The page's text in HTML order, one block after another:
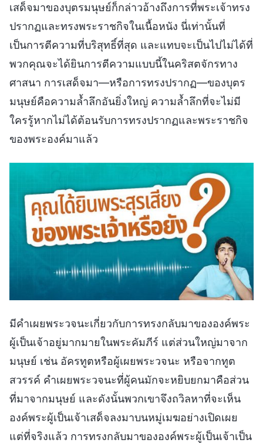
เสด็จมาของบุตรมนุษย์ก็กล่าวอ้างถึงการที่พระเจ้าทรง
ปรากฏและทรงพระราชกิจในเนื้อหนัง นี่เท่านั้นที่
เป็นการตีความที่บริสุทธิ์ที่สุด และแทบจะเป็นไปไม่ได้ที่
พวกคุณจะได้ยินการตีความแบบนี้ในคริสตจักรทาง
ศาสนา การเสด็จมา—หรือการทรงปรากฏ—ของบุตร
มนุษย์คือความล้ำลึกอันยิ่งใหญ่ ความล้ำลึกที่จะไม่มี
ใครรู้หากไม่ได้ต้อนรับการทรงปรากฏและพระราชกิจ
ของพระองค์มาแล้ว
มีคำเผยพระวจนะเกี่ยวกับการทรงกลับมาขององค์พระ
ผู้เป็นเจ้าอยู่มากมายในพระคัมภีร์ แต่ส่วนใหญ่มาจาก
มนุษย์ เช่น อัครทูตหรือผู้เผยพระวจนะ หรือจากทูต
สวรรค์ คำเผยพระวจนะที่ผู้คนมักจะหยิบยกมาคือส่วน
ที่มาจากมนุษย์ และดังนั้นพวกเขาจึงถวิลหาที่จะเห็น
องค์พระผู้เป็นเจ้าเสด็จลงมาบนหมู่เมฆอย่างเปิดเผย
แต่ที่จริงแล้ว การทรงกลับมาขององค์พระผู้เป็นเจ้าเป็น